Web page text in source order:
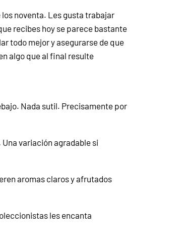
noventa. Les gusta trabajar
recibes hoy se parece bastante
todo mejor y asegurarse de que
algo que al final resulte
Nada sutil. Precisamente por
variación agradable si
aromas claros y afrutados
les encanta